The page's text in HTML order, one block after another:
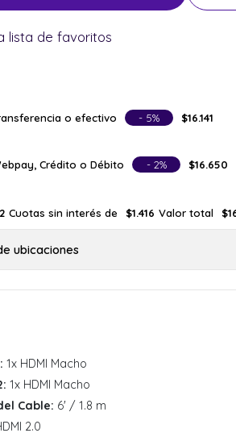
lista de favoritos
o efectivo - 5% $16.141
Crédito o Débito - 2% $16.650
Cuotas sin interés de $1.416 Valor total
ubicaciones
1x HDMI Macho
1x HDMI Macho
Cable: 6' / 1.8 m
2.0